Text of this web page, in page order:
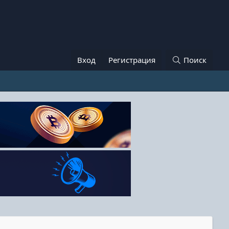
Вход Регистрация Поиск